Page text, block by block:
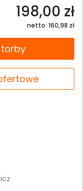
198,00 zł
netto: 160,98 zł
torby